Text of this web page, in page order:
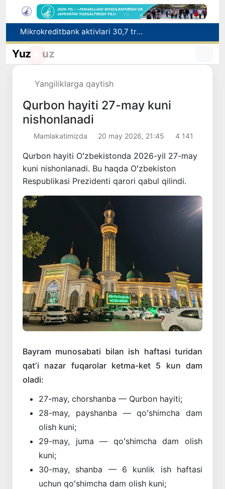
Malayziya Markaziy Osiyoda tibbiy turizm yoʻnalishi sifatidagi mavqeini mustahkamlamoqda
Polshadagi elchixona ko‘magida ona va bola Vatanga qaytarildi
Yuz uz
Yangiliklarga qaytish
Qurbon hayiti 27-may kuni
nishonlanadi
Mamlakatimizda 20 may 2026, 21:45 4 141
Qurbon hayiti Oʻzbekistonda 2026-yil 27-may
kuni nishonlanadi. Bu haqda Oʻzbekiston
Respublikasi Prezidenti qarori qabul qilindi.
Bayram munosabati bilan ish haftasi turidan
qatʼi nazar fuqarolar ketma-ket 5 kun dam
oladi:
27-may, chorshanba — Qurbon hayiti;
28-may, payshanba — qoʻshimcha dam
olish kuni;
29-may, juma — qoʻshimcha dam olish
kuni;
30-may, shanba — 6 kunlik ish haftasi
uchun qoʻshimcha dam olish kuni;